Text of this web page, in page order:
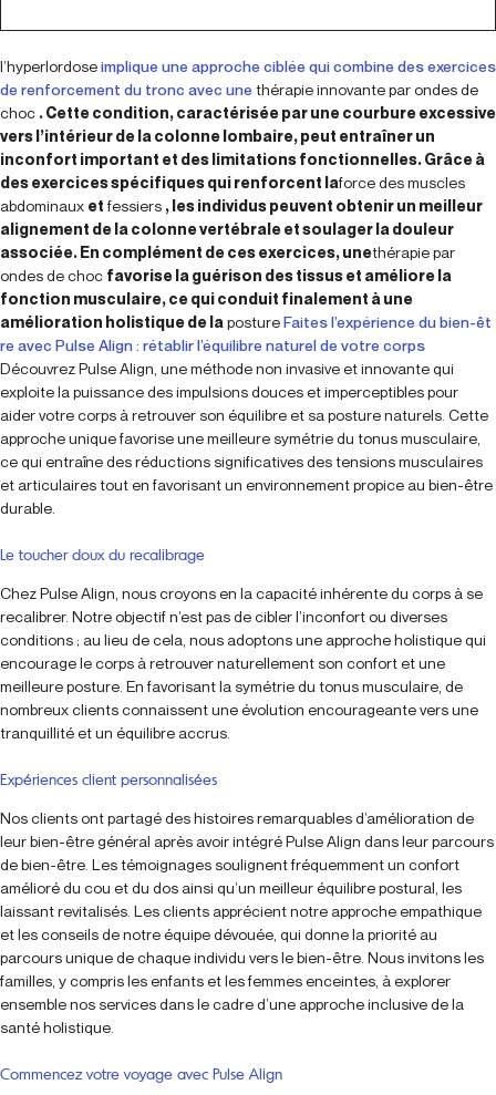
l’hyperlordoseimplique une approche ciblée qui combine des exercices
de renforcement du tronc avec une thérapie innovante par ondes de
choc . Cette condition, caractérisée par une courbure excessive
vers l’intérieur de la colonne lombaire, peut entraîner un
inconfort important et des limitations fonctionnelles. Grâce à
des exercices spécifiques qui renforcent laforce des muscles
abdominaux etfessiers , les individus peuvent obtenir un meilleur
alignement de la colonne vertébrale et soulager la douleur
associée. En complément de ces exercices, unethérapie par
ondes de choc favorise la guérison des tissus et améliore la
fonction musculaire, ce qui conduit finalement à une
amélioration holistique de la postureFaites l’expérience du bien-êt
re avec Pulse Align : rétablir l’équilibre naturel de votre corps
Découvrez Pulse Align, une méthode non invasive et innovante qui
exploite la puissance des impulsions douces et imperceptibles pour
aider votre corps à retrouver son équilibre et sa posture naturels. Cette
approche unique favorise une meilleure symétrie du tonus musculaire,
ce qui entraîne des réductions significatives des tensions musculaires
et articulaires tout en favorisant un environnement propice au bien-être
durable.
Le toucher doux du recalibrage
Chez Pulse Align, nous croyons en la capacité inhérente du corps à se
recalibrer. Notre objectif n’est pas de cibler l’inconfort ou diverses
conditions ; au lieu de cela, nous adoptons une approche holistique qui
encourage le corps à retrouver naturellement son confort et une
meilleure posture. En favorisant la symétrie du tonus musculaire, de
nombreux clients connaissent une évolution encourageante vers une
tranquillité et un équilibre accrus.
Expériences client personnalisées
Nos clients ont partagé des histoires remarquables d’amélioration de
leur bien-être général après avoir intégré Pulse Align dans leur parcours
de bien-être. Les témoignages soulignent fréquemment un confort
amélioré du cou et du dos ainsi qu’un meilleur équilibre postural, les
laissant revitalisés. Les clients apprécient notre approche empathique
et les conseils de notre équipe dévouée, qui donne la priorité au
parcours unique de chaque individu vers le bien-être. Nous invitons les
familles, y compris les enfants et les femmes enceintes, à explorer
ensemble nos services dans le cadre d’une approche inclusive de la
santé holistique.
Commencez votre voyage avec Pulse Align